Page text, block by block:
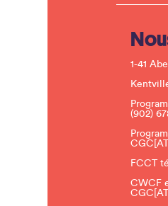
1-41
(902)
FCCT
CWCF